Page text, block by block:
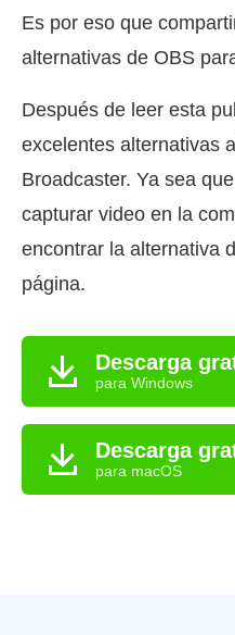
Es por eso que
alternativas de OBS
Después de leer esta
excelentes alternativas
Broadcaster. Ya sea
capturar video en la
encontrar la alternativa
página.
Descarga
para Windows
Descarga
para macOS